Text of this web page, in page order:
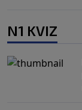
N1 KVIZ